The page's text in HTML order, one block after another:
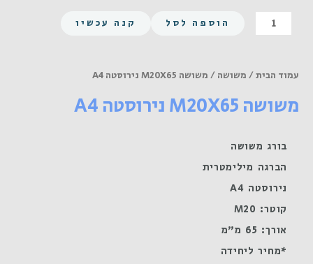
כמות
של
A4
הוספה לסל קנה עכשיו
עמוד הבית/ משושה / משושה M20X65 נירוסטה A4
משושה M20X65 נירוסטה A4
בורג משושה
הברגה מילימטרית
נירוסטה A4
קוטר: M20
אורך: 65 מ"מ
*מחיר ליחידה